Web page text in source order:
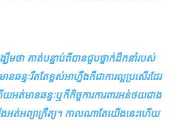
មថា គាត់​បន្ទាប់ពី​បាន​ជួប​ថ្នាក់ដឹកនាំ​របស់​
ឆន្ទៈ​រឹតតែ​ខ្ពស់​អាហ្នឹង​ក៏​ជា​ការ​ល្អ​ប្រសើរ​ដែរ
អត់​មាន​ឆន្ទៈ​ឬក៏​កិច្ចការ​ការពារ​អន់ថយ​ជាង​
អត់​អព្យាក្រឹត្យ។ កាលណា​តែ​យើង​នេះ​ហើយ